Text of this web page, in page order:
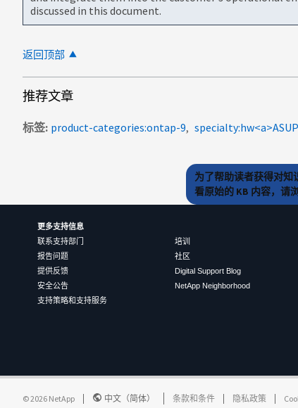
discussed in this document.
返回顶部
推荐文章
标签 product-categories:ontap-9
为了帮助读者获得对知
看原始的 KB 内容，请
更多支持信息
联系支持部门
报告问题
提供反馈
安全公告
支持策略和支持服务
培训
社区
Digital Support Blog
NetApp Neighborhood
©2026 NetApp 中文（简体） 条款和条件 隐私政策